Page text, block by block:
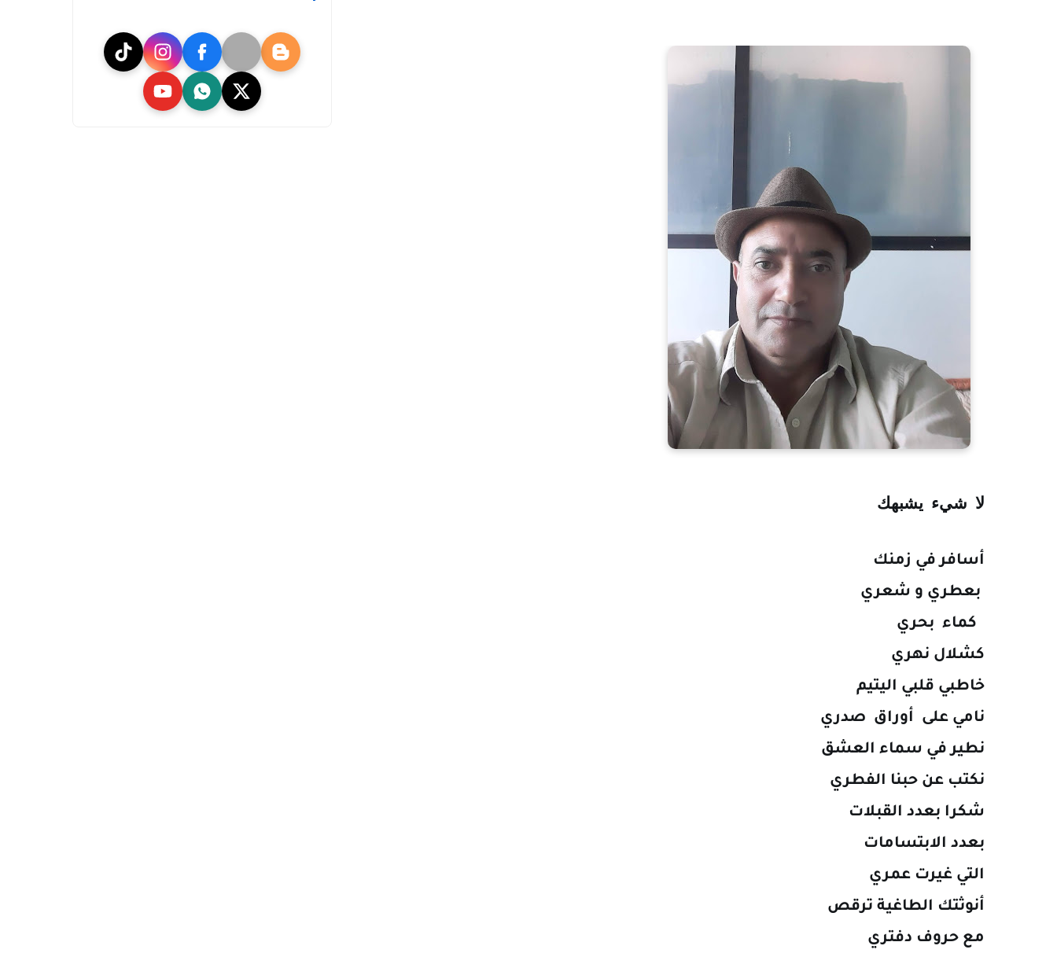
لا شيء يشبهك
أسافر في زمنك
بعطري و شعري
كماء بحري
كشلال نهري
خاطبي قلبي اليتيم
نامي على أوراق صدري
نطير في سماء العشق
نكتب عن حبنا الفطري
شكرا بعدد القبلات
بعدد الابتسامات
التي غيرت عمري
أنوثتك الطاغية ترقص
مع حروف دفتري